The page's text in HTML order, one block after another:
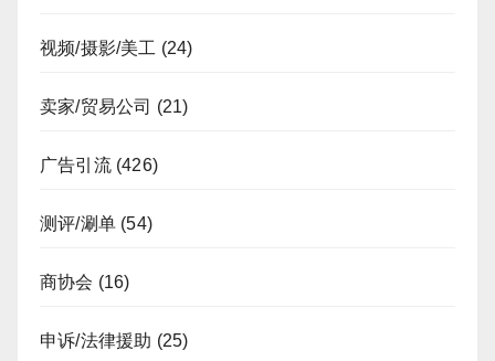
视频/摄影/美工 (24)
卖家/贸易公司 (21)
广告引流(426)
测评/涮单 (54)
商协会 (16)
申诉/法律援助 (25)